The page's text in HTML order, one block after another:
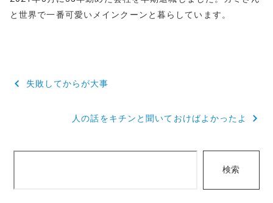
と世界で一番可愛いメインクーンと暮らしています。
投
ー
失敗してからが大事
人の話をキチンと聞いておけばよかったよ
検索